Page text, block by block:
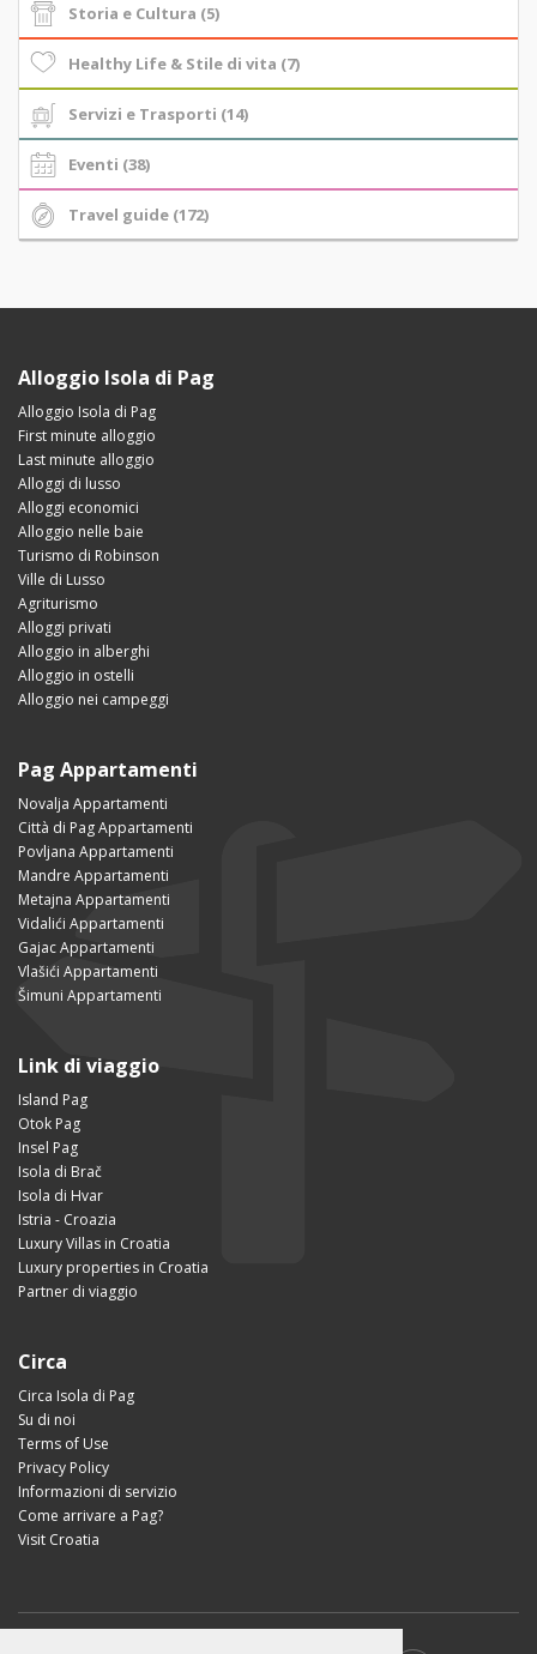
Storia e Cultura (5)
Healthy Life & Stile di vita (7)
Servizi e Trasporti (14)
Eventi (38)
Travel guide (172)
Alloggio Isola di Pag
Alloggio Isola di Pag
First minute alloggio
Last minute alloggio
Alloggi di lusso
Alloggi economici
Alloggio nelle baie
Turismo di Robinson
Ville di Lusso
Agriturismo
Alloggi privati
Alloggio in alberghi
Alloggio in ostelli
Alloggio nei campeggi
Pag Appartamenti
Novalja Appartamenti
Città di Pag Appartamenti
Povljana Appartamenti
Mandre Appartamenti
Metajna Appartamenti
Vidalići Appartamenti
Gajac Appartamenti
Vlašići Appartamenti
Šimuni Appartamenti
Link di viaggio
Island Pag
Otok Pag
Insel Pag
Isola di Brač
Isola di Hvar
Istria - Croazia
Luxury Villas in Croatia
Luxury properties in Croatia
Partner di viaggio
Circa
Circa Isola di Pag
Su di noi
Terms of Use
Privacy Policy
Informazioni di servizio
Come arrivare a Pag?
Visit Croatia